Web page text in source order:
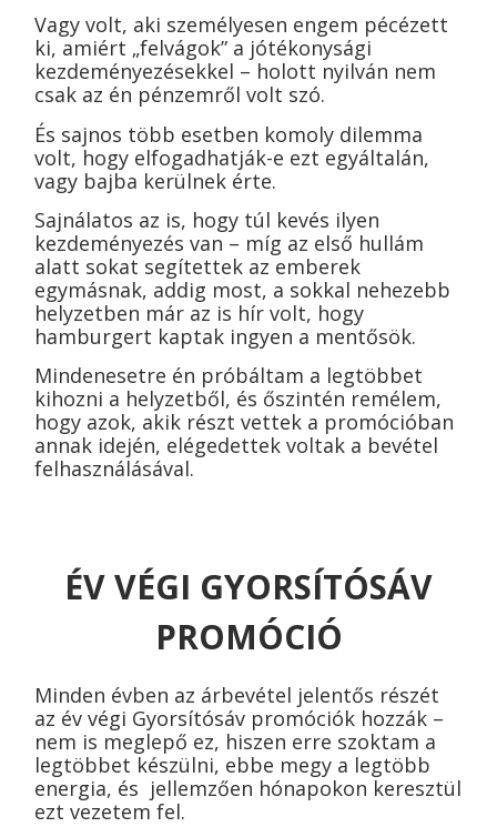
Vagy volt, aki személyesen engem pécézett
ki, amiért „felvágok” a jótékonysági
kezdeményezésekkel – holott nyilván nem
csak az én pénzemről volt szó.
És sajnos több esetben komoly dilemma
volt, hogy elfogadhatják-e ezt egyáltalán,
vagy bajba kerülnek érte.
Sajnálatos az is, hogy túl kevés ilyen
kezdeményezés van – míg az első hullám
alatt sokat segítettek az emberek
egymásnak, addig most, a sokkal nehezebb
helyzetben már az is hír volt, hogy
hamburgert kaptak ingyen a mentősök.
Mindenesetre én próbáltam a legtöbbet
kihozni a helyzetből, és őszintén remélem,
hogy azok, akik részt vettek a promócióban
annak idején, elégedettek voltak a bevétel
felhasználásával.
ÉV VÉGI GYORSÍTÓSÁV
PROMÓCIÓ
Minden évben az árbevétel jelentős részét
az év végi Gyorsítósáv promóciók hozzák –
nem is meglepő ez, hiszen erre szoktam a
legtöbbet készülni, ebbe megy a legtöbb
energia, és jellemzően hónapokon keresztül
ezt vezetem fel.